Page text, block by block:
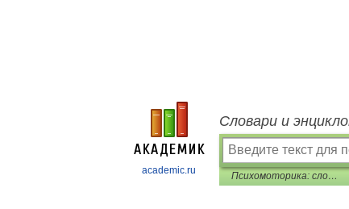
academic.ru
Словари и
Психомоторика: cловарь-справочник